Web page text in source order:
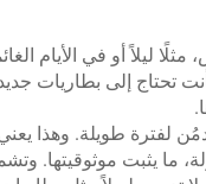
أو في الأيام
تحتاج إلى بطاريات
لفترة طويلة. وهذا
ما يثبت موثوقيتها.